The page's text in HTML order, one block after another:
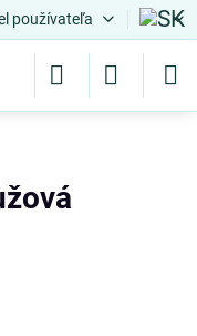
používateľa